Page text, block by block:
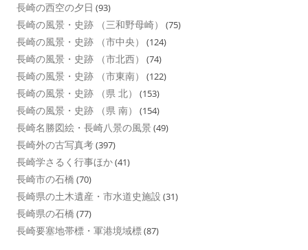
長崎の西空の夕日 (93)
長崎の風景・史跡 （三和野母崎） (75)
長崎の風景・史跡 （市中央） (124)
長崎の風景・史跡 （市北西） (74)
長崎の風景・史跡 （市東南） (122)
長崎の風景・史跡 （県 北） (153)
長崎の風景・史跡 （県 南） (154)
長崎名勝図絵・長崎八景の風景 (49)
長崎外の古写真考(397)
長崎学さるく行事ほか(41)
長崎市の石橋 (70)
長崎県の土木遺産・市水道史施設 (31)
長崎県の石橋 (77)
長崎要塞地帯標・軍港境域標(87)